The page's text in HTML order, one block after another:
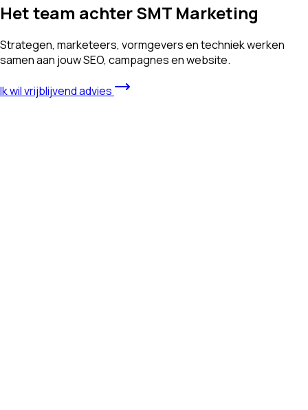
Het team achter SMT Marketing
Strategen, marketeers, vormgevers en techniek werken
samen aan jouw SEO, campagnes en website.
Ik wil vrijblijvend advies